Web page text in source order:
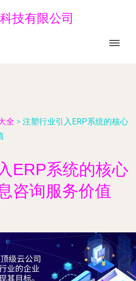
技有限公司
全 > 注塑行业引入ERP系统的核心
ERP系统的核心
咨询服务价值